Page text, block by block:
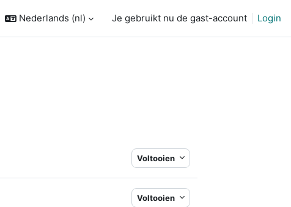
Nederlands ‎(nl)‎ Je gebruikt nu de gast-account Login
Voltooien
Voltooien